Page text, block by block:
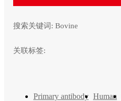
搜索关键词: Bovine
关联标签:
Primary antibody Human